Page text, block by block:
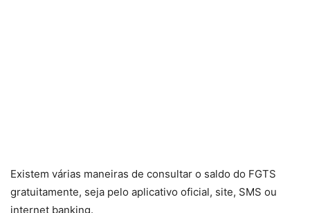
Existem várias maneiras de consultar o saldo do FGTS
gratuitamente, seja pelo aplicativo oficial, site, SMS ou
internet banking.